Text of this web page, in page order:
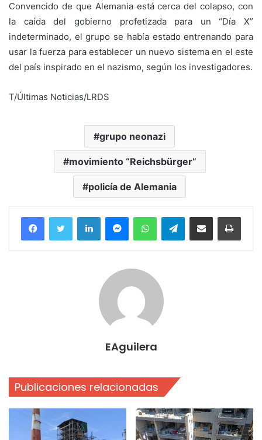
Convencido de que Alemania está cerca del colapso, con
la caída del gobierno profetizada para un “Día X”
indeterminado, el grupo se había estado entrenando para
usar la fuerza para establecer un nuevo sistema en el este
del país inspirado en el nazismo, según los investigadores.
T/Últimas Noticias/LRDS
grupo neonazi
movimiento “Reichsbürger”
policía de Alemania
FacebookTwitter LinkedInMessengerWhatsAppTelegramCompartir por correo electrónico
EAguilera
Publicaciones relacionadas